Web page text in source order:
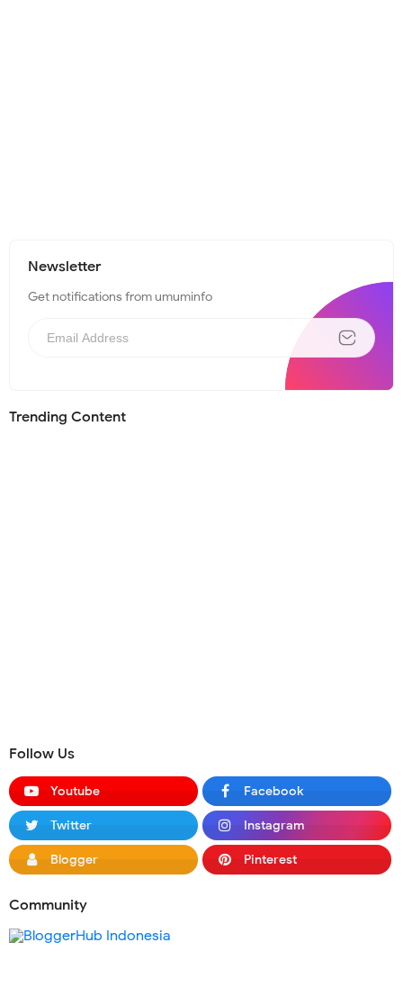
Newsletter
Get notifications from umuminfo
Trending Content
Follow Us
Youtube Facebook
Twitter Instagram
Blogger Pinterest
Community